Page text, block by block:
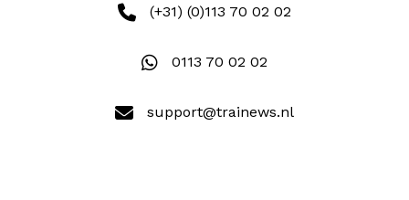
(+31) (0)113 70 02 02
0113 70 02 02
support@trainews.nl